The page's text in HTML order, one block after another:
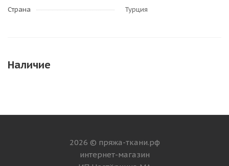
Страна
Турция
Наличие
2026 © пряжа-ткани.рф
интернет-магазин